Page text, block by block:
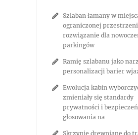
Szlaban łamany w
ograniczonej
rozwiązanie dla
parkingów
Ramię szlabanu jako
personalizacji barier
Ewolucja kabin
zmieniały się standardy
prywatności i
głosowania na
Skrzynie drewniane do